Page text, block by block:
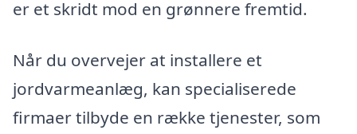
er et skridt mod en grønnere fremtid.
Når du overvejer at installere et
jordvarmeanlæg, kan specialiserede
firmaer tilbyde en række tjenester, som